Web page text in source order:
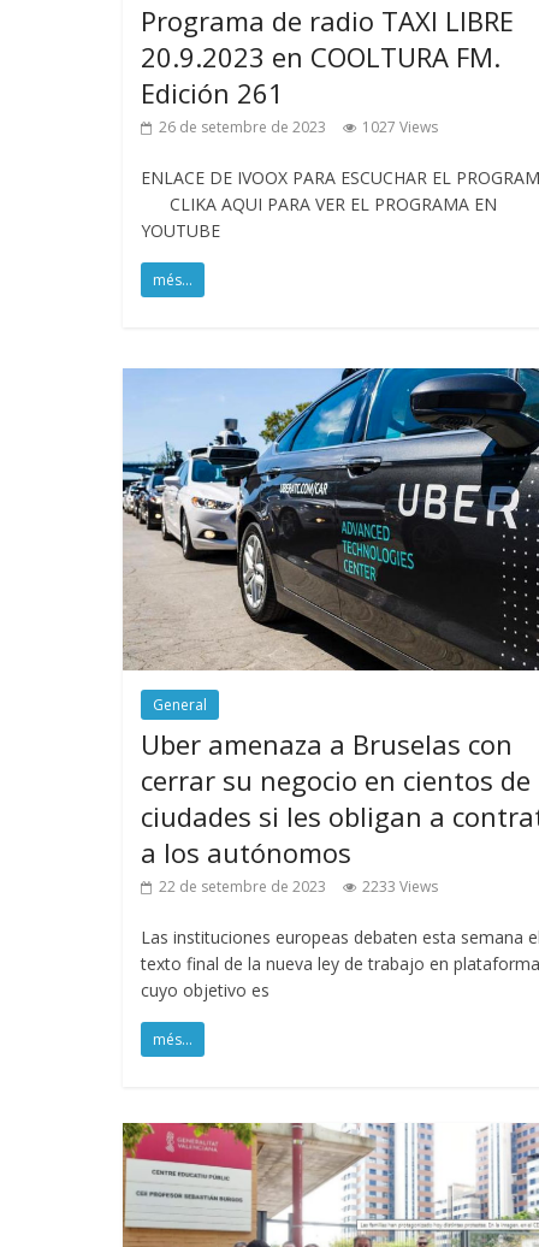
Programa de radio TAXI LIBRE
20.9.2023 en COOLTURA FM.
Edición 261
26 de setembre de 2023 1027 Views
ENLACE DE IVOOX PARA ESCUCHAR EL
CLIKA AQUI PARA VER EL PROGRAMA EN
YOUTUBE
més...
General
Uber amenaza a Bruselas con
cerrar su negocio en cientos de
ciudades si les obligan a
a los autónomos
22 de setembre de 2023 2233 Views
Las instituciones europeas debaten esta semana
texto final de la nueva ley de trabajo en
cuyo objetivo es
més...